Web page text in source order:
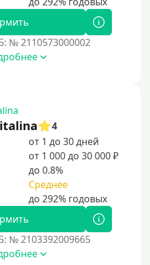
проживающих в
проживающих в
находящихся за рубежом
приезжающих из-за рубежа
в Армении
проживающих за рубежом
№ 2110573000002
4
от 1 до 30 дней
от 1 000 до 30 000 ₽
до 0.8%
Среднее
№ 2103392009665